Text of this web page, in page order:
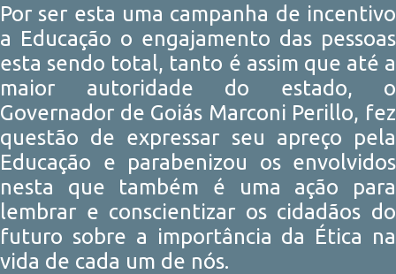
Por ser esta uma campanha de incentivo
a Educação o engajamento das pessoas
esta sendo total, tanto é assim que até a
maior autoridade do estado, o
Governador de Goiás Marconi Perillo, fez
questão de expressar seu apreço pela
Educação e parabenizou os envolvidos
nesta que também é uma ação para
lembrar e conscientizar os cidadãos do
futuro sobre a importância da Ética na
vida de cada um de nós.